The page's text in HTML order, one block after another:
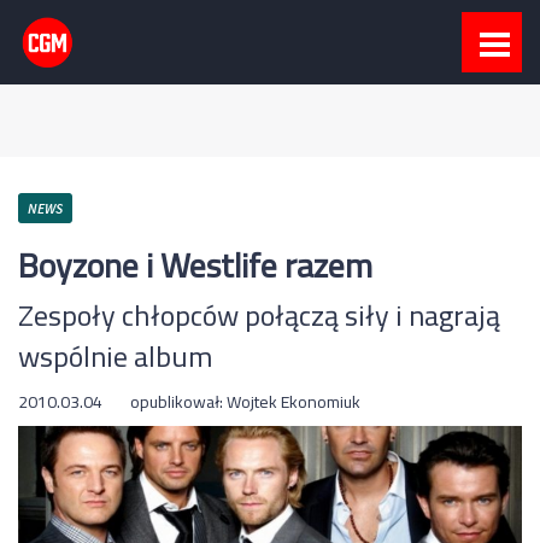
NEWS
Boyzone i Westlife razem
Zespoły chłopców połączą siły i nagrają
wspólnie album
2010.03.04 opublikował:Wojtek Ekonomiuk